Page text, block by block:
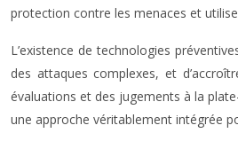
protection contre les menaces et
L’existence de technologies
des attaques complexes, et
évaluations et des jugements à la
une approche véritablement intégrée